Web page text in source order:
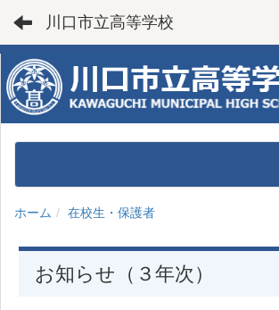
川口市立高等学校
ホーム 在校生・保護者
お知らせ（３年次）